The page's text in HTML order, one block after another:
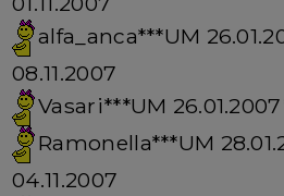
alfa_anca***UM
08.11.2007
Vasari***UM
Ramonella***UM
04.11.2007